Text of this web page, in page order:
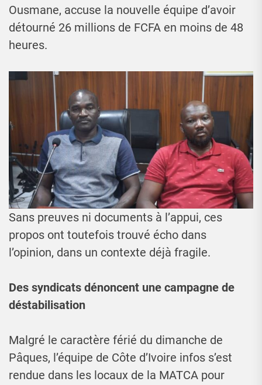
Ousmane, accuse la nouvelle équipe d’avoir
détourné 26 millions de FCFA en moins de 48
heures.
Sans preuves ni documents à l’appui, ces
propos ont toutefois trouvé écho dans
l’opinion, dans un contexte déjà fragile.
Des syndicats dénoncent une campagne de
déstabilisation
Malgré le caractère férié du dimanche de
Pâques, l’équipe de Côte d’Ivoire infos s’est
rendue dans les locaux de la MATCA pour